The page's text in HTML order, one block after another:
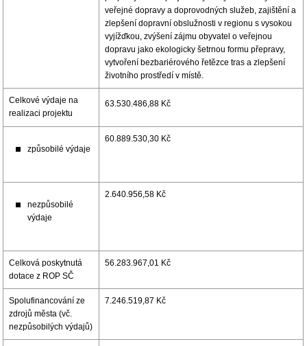
veřejné dopravy a doprovodných služeb, zajištění a
zlepšení dopravní obslužnosti v regionu s vysokou
vyjížďkou, zvýšení zájmu obyvatel o veřejnou
dopravu jako ekologicky šetrnou formu přepravy,
vytvoření bezbariérového řetězce tras a zlepšení
životního prostředí v místě.
Celkové výdaje na
realizaci projektu
63.530.486,88 Kč
způsobilé výdaje
60.889.530,30 Kč
nezpůsobilé
výdaje
2.640.956,58 Kč
Celková poskytnutá
dotace z ROP SČ
56.283.967,01 Kč
Spolufinancování ze
zdrojů města (vč.
nezpůsobilých výdajů)
7.246.519,87 Kč